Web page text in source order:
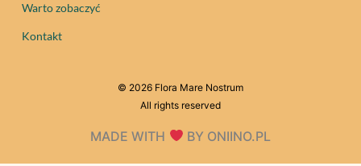
Warto zobaczyć
Kontakt
© 2026 Flora Mare Nostrum
All rights reserved
MADE WITH BY ONIINO.PL